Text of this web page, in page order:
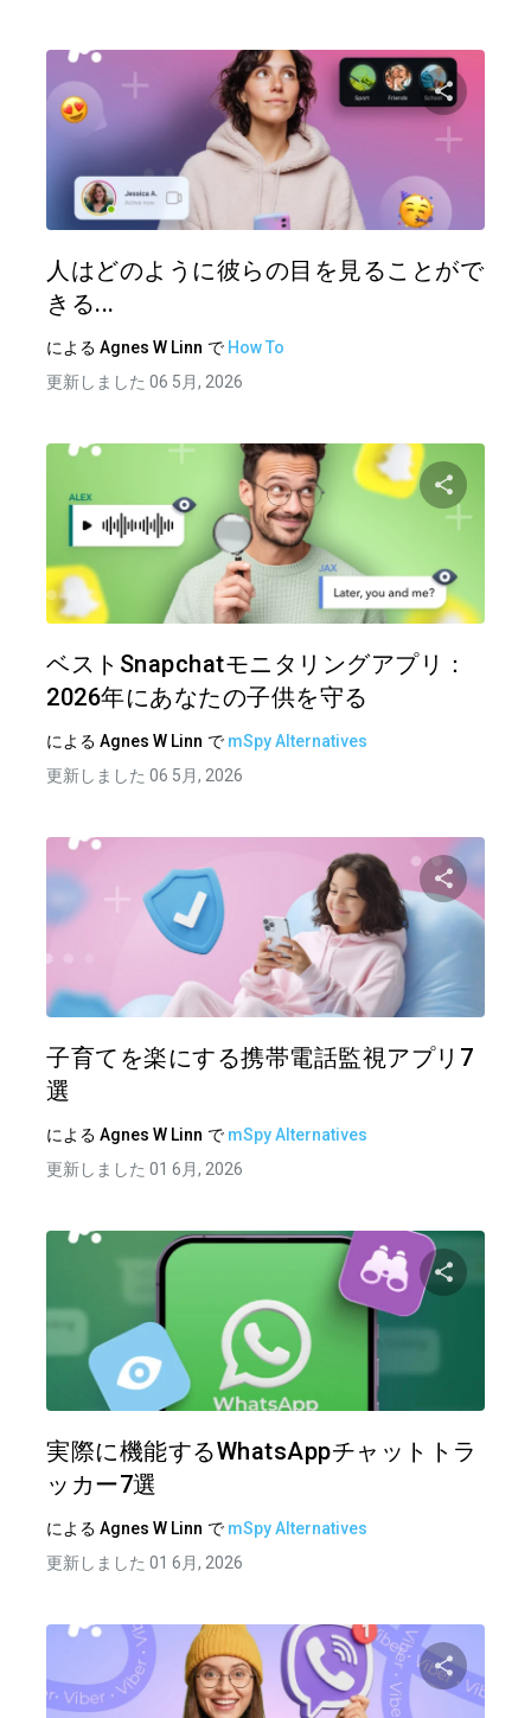
この記
人はどのように彼らの目を見ることがで
きる...
による Agnes W Linn で How To
更新しました 06 5月, 2026
この
ベストSnapchatモニタリングアプリ：
2026年にあなたの子供を守る
による Agnes W Linn で mSpy Alternatives
更新しました 06 5月, 2026
この記
子育てを楽にする携帯電話監視アプリ7
選
による Agnes W Linn で mSpy Alternatives
更新しました 01 6月, 2026
実際に機能するWhatsAppチャットトラ
ッカー7選
による Agnes W Linn で mSpy Alternatives
更新しました 01 6月, 2026